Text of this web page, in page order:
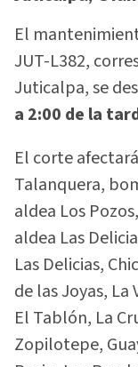
El
JUT-L382,
Juticalpa, se
a 2:00 de la
El corte
Talanquera,
aldea Los
aldea Las
Las Delicias,
de las Joyas, La
El Tablón, La
Zopilotepe,